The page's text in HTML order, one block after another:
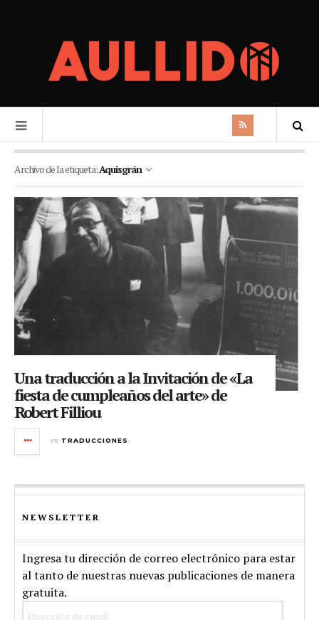
Archivo de la etiqueta:Aquisgrán
Una traducción a la Invitación de «La
fiesta de cumpleaños del arte» de
Robert Filliou
en TRADUCCIONES
NEWSLETTER
Ingresa tu dirección de correo electrónico para estar
al tanto de nuestras nuevas publicaciones de manera
gratuita.